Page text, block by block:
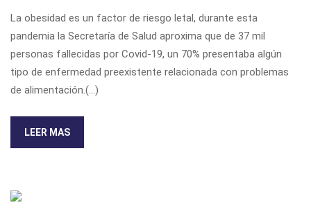
La obesidad es un factor de riesgo letal, durante esta
pandemia la Secretaría de Salud aproxima que de 37 mil
personas fallecidas por Covid-19, un 70% presentaba algún
tipo de enfermedad preexistente relacionada con problemas
de alimentación.(...)
LEER MAS